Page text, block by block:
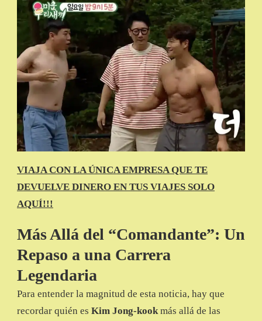
VIAJA CON LA ÚNICA EMPRESA QUE TE
DEVUELVE DINERO EN TUS VIAJES SOLO
AQUÍ!!!
Más Allá del “Comandante”: Un
Repaso a una Carrera
Legendaria
Para entender la magnitud de esta noticia, hay que
recordar quién es Kim Jong-kook más allá de las